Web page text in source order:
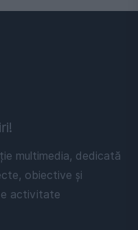
multimedia, dedicată
obiective și
activitate